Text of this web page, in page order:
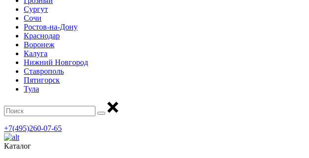
Сургут
Сочи
Ростов-на-Дону
Краснодар
Воронеж
Калуга
Нижний Новгород
Ставрополь
Пятигорск
Тула
+7(495)260-07-65
Каталог